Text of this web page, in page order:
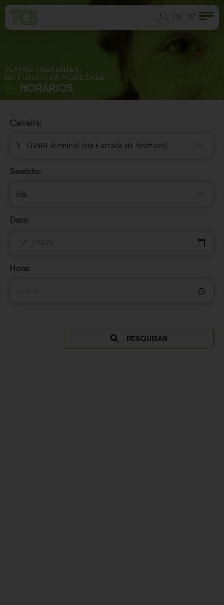
UK PT
SEMPRE PRESENTES,
NO FUTURO DA MOBILIDADE
HORÁRIOS
Carreira:
1 - QVBB-Terminal (via Estrada da Amizade)
Sentido:
Ida
Data:
Hora:
PESQUISAR